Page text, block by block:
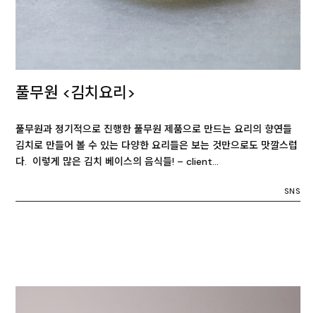
풀무원 <김치요리>
풀무원과 정기적으로 진행한 풀무원 제품으로 만드는 요리의 향연들
김치로 만들어 볼 수 있는 다양한 요리들은 보는 것만으로도 맛깔스럽
다. 이렇게 많은 김치 베이스의 음식들! – client…
SNS